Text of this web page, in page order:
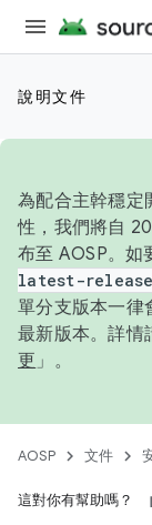
說明文件
為配合主幹穩定
性，我們將自
布至 AOSP。如
latest-release
單分支版本一律
最新版本。詳情
更 」。
AOSP 文件
這對你有幫助嗎？